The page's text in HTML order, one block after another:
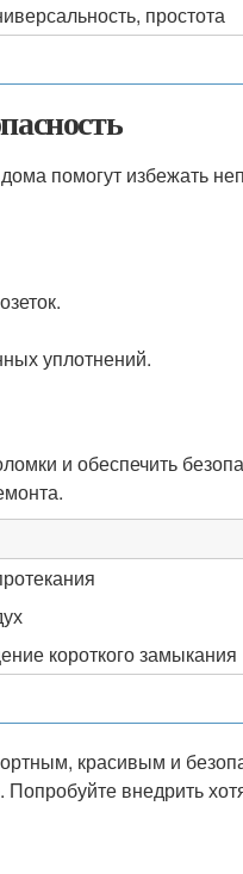
простота
помогут избежать
уплотнений.
и обеспечить
короткого замыкания
красивым и
внедрить